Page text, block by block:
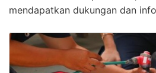
mendapatkan dukungan dan